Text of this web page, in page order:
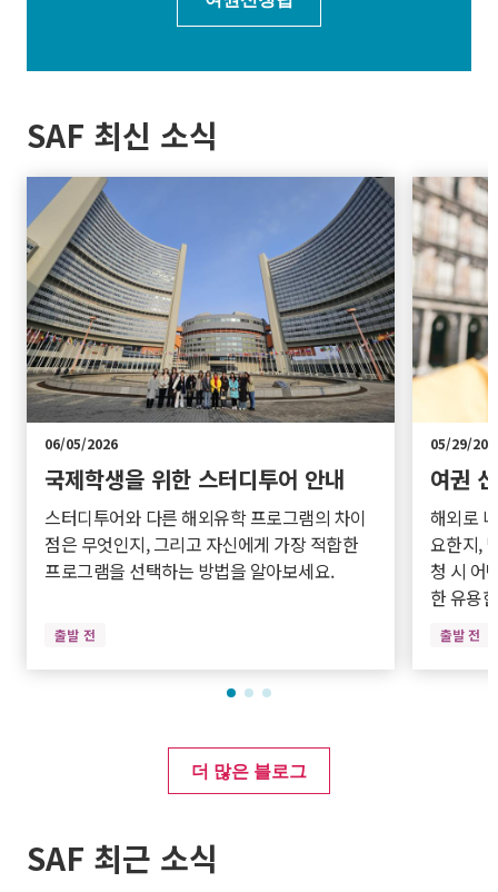
SAF 최신 소식
06/05/2026
국제학생을 위한 스터디투어 안내
스터디투어와 다른 해외유학 프로그램의 차이
점은 무엇인지, 그리고 자신에게 가장 적합한
프로그램을 선택하는 방법을 알아보세요.
출발 전
05/29/
여권
해외로
요한지,
청 시 어
한 유용
출발 전
더 많은 블로그
SAF 최근 소식